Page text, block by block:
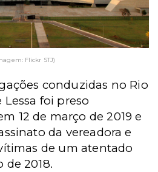
Flickr STJ)
conduzidas no Rio
foi preso
12 de março de 2019 e
da vereadora e
de um atentado
de 2018.